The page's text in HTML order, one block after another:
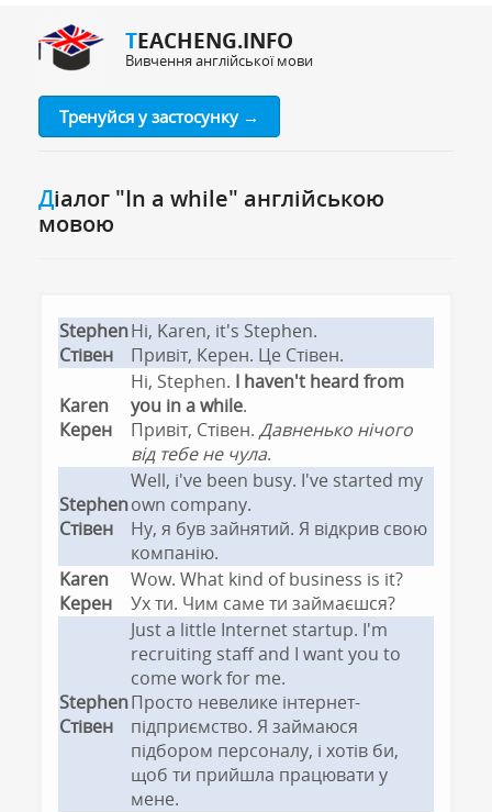
TEACHENG.INFO
Вивчення англійської мови
Тренуйся у застосунку →
Діалог "In a while" англійською
мовою
Stephen
Стівен
Hi, Karen, it's Stephen.
Привіт, Керен. Це Стівен.
Karen
Керен
Hi, Stephen. I haven't heard from
you in a while.
Привіт, Стівен. Давненько нічого
від тебе не чула.
Stephen
Стівен
Well, i've been busy. I've started my
own company.
Ну, я був зайнятий. Я відкрив свою
компанію.
Karen
Керен
Wow. What kind of business is it?
Ух ти. Чим саме ти займаєшся?
Stephen
Стівен
Just a little Internet startup. I'm
recruiting staff and I want you to
come work for me.
Просто невелике інтернет-
підприємство. Я займаюся
підбором персоналу, і хотів би,
щоб ти прийшла працювати у
мене.